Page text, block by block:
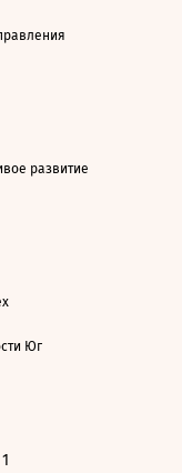
развитие
Юг